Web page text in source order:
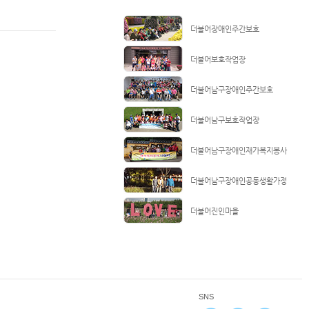
더불어장애인주간보호
더불어보호작업장
더불어남구장애인주간보호
더불어남구보호작업장
더불어남구장애인재가복지봉사
더불어남구장애인공동생활가정
더불어진인마을
SNS